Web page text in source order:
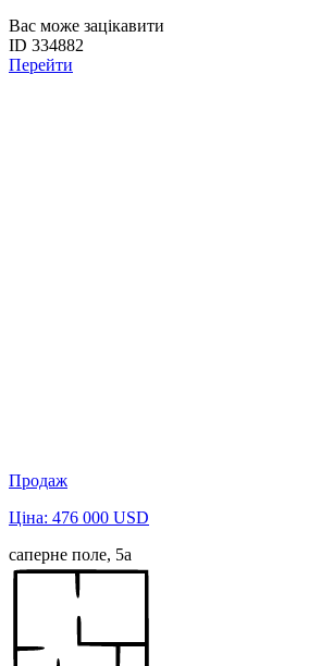
Вас може зацікавити
ID 334882
Перейти
Продаж
Ціна: 476 000 USD
саперне поле, 5а